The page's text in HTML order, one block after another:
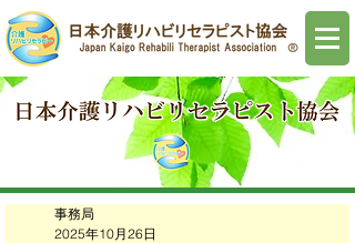
事務局
2025年10月26日